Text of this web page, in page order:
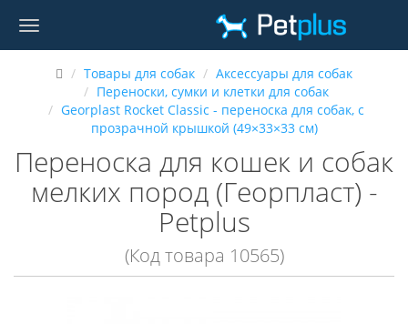
Товары для собак
Аксессуары для собак
Переноски, сумки и клетки для собак
Georplast Rocket Classic - переноска для собак, с
прозрачной крышкой (49×33×33 см)
Переноска для кошек и собак
мелких пород (Георпласт) -
Petplus
(Код товара 10565)